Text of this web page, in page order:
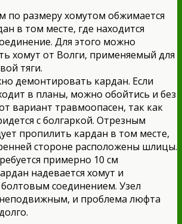
по размеру хомутом обжимается
в том месте, где находится
Для этого можно
хомут от Волги, применяемый для
тяги.
демонтировать кардан. Если
в планы, можно обойтись и без
вариант травмоопасен, так как
с болгаркой. Отрезным
пропилить кардан в том месте,
стороне расположены шлицы.
примерно 10 см
надевается хомут и
болтовым соединением. Узел
неподвижным, и проблема люфта